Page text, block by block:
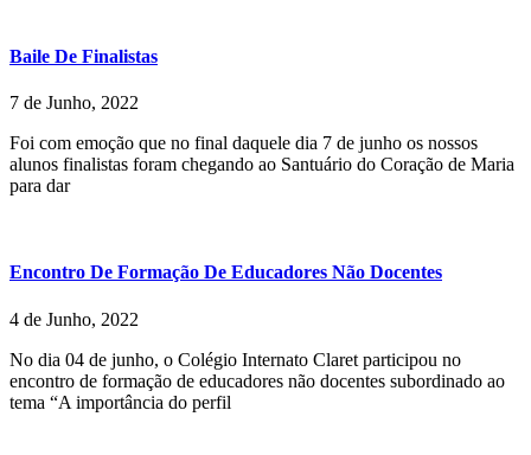
Baile De Finalistas
7 de Junho, 2022
Foi com emoção que no final daquele dia 7 de junho os nossos
alunos finalistas foram chegando ao Santuário do Coração de Maria
para dar
Encontro De Formação De Educadores Não Docentes
4 de Junho, 2022
No dia 04 de junho, o Colégio Internato Claret participou no
encontro de formação de educadores não docentes subordinado ao
tema “A importância do perfil